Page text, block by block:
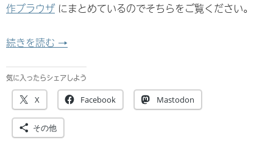
作ブラウザにまとめているのでそちらをご覧ください。
続きを読む WordPress の推奨動作環境の遷移
→
気に入ったらシェアしよう
X Facebook Mastodon
その他